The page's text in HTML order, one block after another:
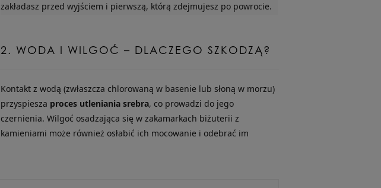
zakładasz przed wyjściem i pierwszą, którą zdejmujesz po powrocie.
2. WODA I WILGOĆ – DLACZEGO SZKODZĄ?
Kontakt z wodą (zwłaszcza chlorowaną w basenie lub słoną w morzu)
przyspiesza proces utleniania srebra, co prowadzi do jego
czernienia. Wilgoć osadzająca się w zakamarkach biżuterii z
kamieniami może również osłabić ich mocowanie i odebrać im